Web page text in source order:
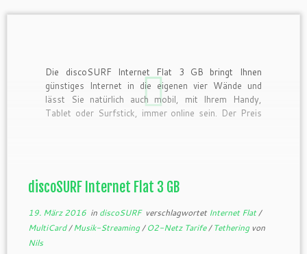
Die discoSURF Internet Flat 3 GB bringt Ihnen
günstiges Internet in die eigenen vier Wände und
lässt Sie natürlich auch mobil, mit Ihrem Handy,
Tablet oder Surfstick, immer online sein. Der Preis
discoSURF Internet Flat 3 GB
19. März 2016in discoSURF verschlagwortet Internet Flat/
MultiCard/Musik-Streaming/O2-Netz Tarife/Tethering von
Nils